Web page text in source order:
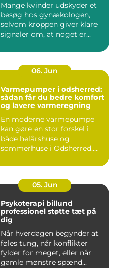
Mange kvinder udskyder et
besøg hos gynækologen,
selvom kroppen giver klare
signaler om, at noget er...
06. Jun
Varmepumper i odsherred:
sådan får du bedre komfort
og lavere varmeregning
En moderne varmepumpe
kan gøre en stor forskel i
både helårshuse og
sommerhuse i Odsherred.
05. Jun
Psykoterapi billund
professionel støtte tæt på
dig
Når hverdagen begynder at
føles tung, når konflikter
fylder for meget, eller når
gamle mønstre spænd...